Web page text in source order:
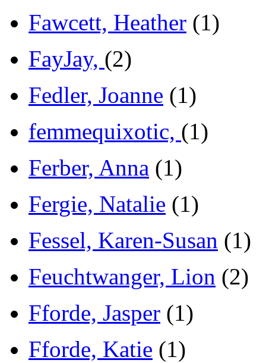
Fawcett, Heather (1)
FayJay, (2)
Fedler, Joanne (1)
femmequixotic, (1)
Ferber, Anna (1)
Fergie, Natalie (1)
Fessel, Karen-Susan (1)
Feuchtwanger, Lion (2)
Fforde, Jasper (1)
Fforde, Katie (1)